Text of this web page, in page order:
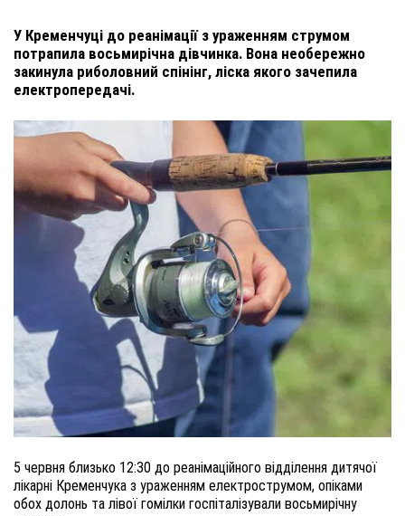
У Кременчуці до реанімації з ураженням струмом
потрапила восьмирічна дівчинка. Вона необережно
закинула риболовний спінінг, ліска якого зачепила
електропередачі.
5 червня близько 12:30 до реанімаційного відділення дитячої
лікарні Кременчука з ураженням електрострумом, опіками
обох долонь та лівої гомілки госпіталізували восьмирічну